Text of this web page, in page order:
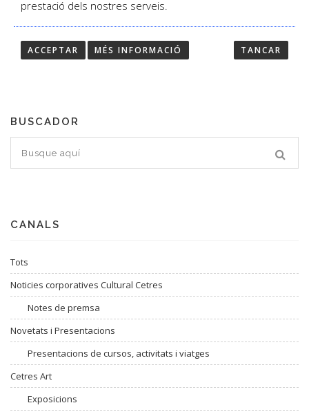
Troba les últimes notícies de Cultural Cetres.
BUSCADOR
CANALS
Tots
Noticies corporatives Cultural Cetres
Notes de premsa
Novetats i Presentacions
Presentacions de cursos, activitats i viatges
Cetres Art
Exposicions
prestació dels nostres serveis.
ACCEPTAR MÉS INFORMACIÓ TANCAR